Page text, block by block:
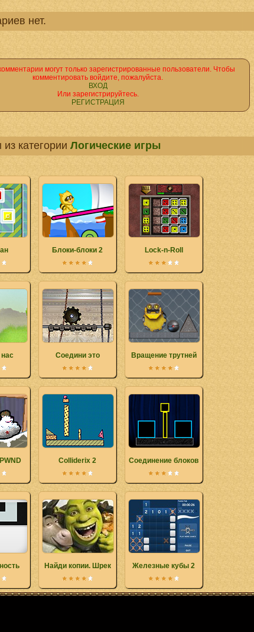
нет.
могут только зарегистрированные пользователи. Чтобы
комментировать войдите, пожалуйста.
ВХОД
Или зарегистрируйтесь.
РЕГИСТРАЦИЯ
категории Логические игры
Блоки-блоки 2 Lock-n-Roll
Соедини это Вращение трутней
Colliderix 2 Соединение блоков
Найди копии. Шрек Железные кубы 2